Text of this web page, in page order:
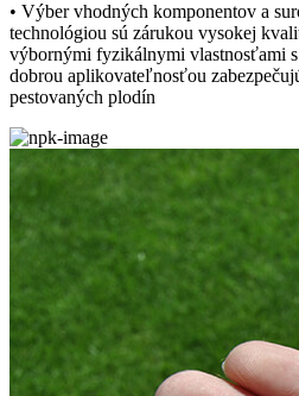
• Výber vhodných komponentov a
technológiou sú zárukou vysokej
výbornými fyzikálnymi vlastnosťami
dobrou aplikovateľnosťou
pestovaných plodín